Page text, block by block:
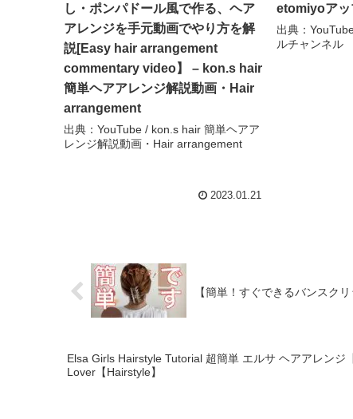
し・ポンパドール風で作る、ヘア
アレンジを手元動画でやり方を解
説[Easy hair arrangement
commentary video】 – kon.s hair
簡単ヘアアレンジ解説動画・Hair
arrangement
出典：YouTube / kon.s hair 簡単ヘアア
レンジ解説動画・Hair arrangement
2023.01.21
etomiyoアッ
出典：
ルチャンネル
【簡単！すぐできるバンス
Elsa Girls Hairstyle Tutorial 超簡単 エルサ ヘアアレンジ
Lover【Hairstyle】